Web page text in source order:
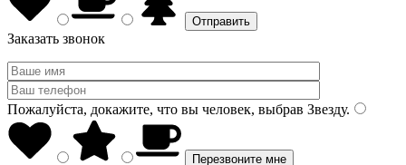
Заказать звонок
Пожалуйста, докажите, что вы человек, выбрав Звезду.